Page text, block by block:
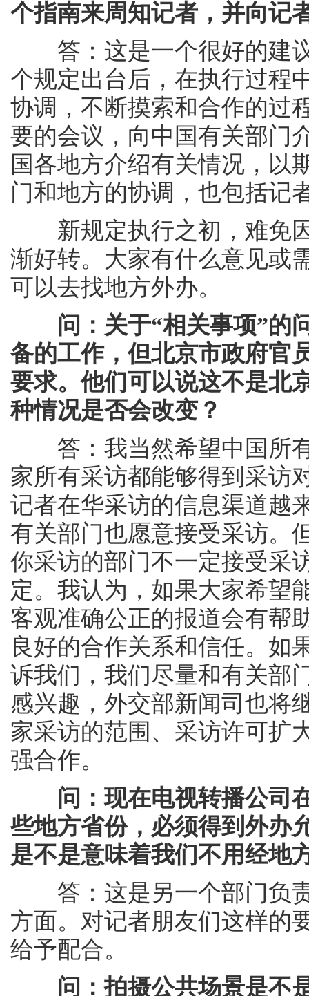
个指南来周知记者，并向记
答：这是一个很好的建议
个规定出台后，在执行过程
协调，不断摸索和合作的过
要的会议，向中国有关部门
国各地方介绍有关情况，以
门和地方的协调，也包括记
新规定执行之初，难免因
渐好转。大家有什么意见或
可以去找地方外办。
问：关于“相关事项”的
备的工作，但北京市政府官
要求。他们可以说这不是北
种情况是否会改变？
答：我当然希望中国所有
家所有采访都能够得到采访
记者在华采访的信息渠道越
有关部门也愿意接受采访。
你采访的部门不一定接受采
定。我认为，如果大家希望
客观准确公正的报道会有帮
良好的合作关系和信任。如
诉我们，我们尽量和有关部
感兴趣，外交部新闻司也将
家采访的范围、采访许可扩
强合作。
问：现在电视转播公司
些地方省份，必须得到外办
是不是意味着我们不用经地
答：这是另一个部门负责
方面。对记者朋友们这样的
给予配合。
问：拍摄公共场景是不